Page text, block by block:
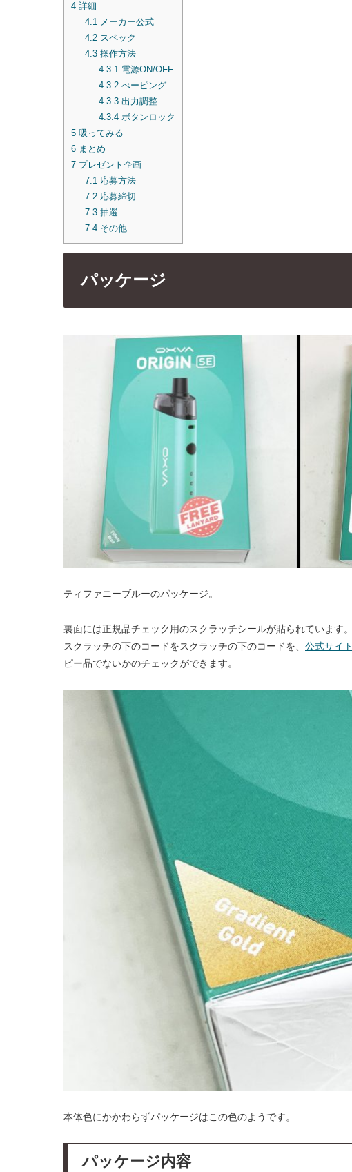
4 詳細
4.1メーカー公式
4.2スペック
4.3操作方法
4.3.1電源ON/OFF
4.3.2べーピング
4.3.3出力調整
4.3.4ボタンロック
5 吸ってみる
6 まとめ
7 プレゼント企画
7.1応募方法
7.2応募締切
7.3抽選
7.4その他
パッケージ
ティファニーブルーのパッケージ。
裏面には正規品チェック用のスクラッチシールが貼られています。
スクラッチの下のコードをスクラッチの下のコードを、 公式サイト
ピー品でないかのチェックができます。
本体色にかかわらずパッケージはこの色のようです。
パッケージ内容